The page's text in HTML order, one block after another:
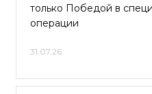
только Победой в
операции
31.07.26